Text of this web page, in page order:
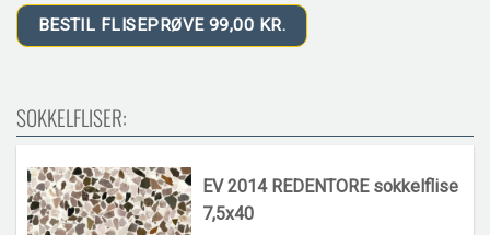
BESTIL FLISEPRØVE 99,00 KR.
SOKKELFLISER:
EV 2014 REDENTORE sokkelflise
7,5x40